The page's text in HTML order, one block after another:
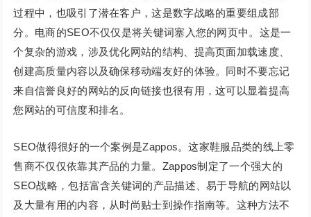
过程中，也吸引了潜在客户，这是数字战略的重要组成部
分。电商的SEO不仅仅是将关键词塞入您的网页中。这是一
个复杂的游戏，涉及优化网站的结构、提高页面加载速度、
创建高质量内容以及确保移动端友好的体验。同时不要忘记
来自信誉良好的网站的反向链接也很有用，这可以显着提高
您网站的可信度和排名。
SEO做得很好的一个案例是Zappos。这家鞋服品类的线上零
售商不仅仅依靠其产品的力量。Zappos制定了一个强大的
SEO战略，包括富含关键词的产品描述、易于导航的网站以
及大量有用的内容，从时尚贴士到操作指南等。这种方法不